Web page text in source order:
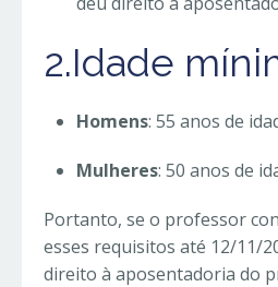
2.Idade
Homens: 55 anos de
Mulheres: 50 anos de
Portanto, se o professor
esses requisitos até 12/11/
direito à aposentadoria do